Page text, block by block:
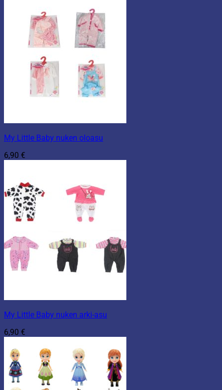
My Little Baby nuken oloasu
6,90 €
My Little Baby nuken arki-asu
6,90 €